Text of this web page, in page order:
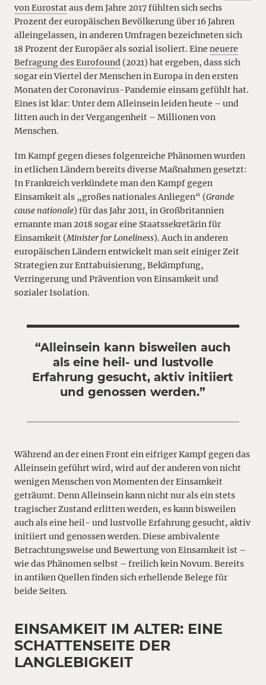
von Eurostataus dem Jahre 2017 fühlten sich sechs
Prozent der europäischen Bevölkerung über 16 Jahren
alleingelassen, in anderen Umfragen bezeichneten sich
18 Prozent der Europäer als sozial isoliert. Eine neuere
Befragung des Eurofound (2021) hat ergeben, dass sich
sogar ein Viertel der Menschen in Europa in den ersten
Monaten der Coronavirus-Pandemie einsam gefühlt hat.
Eines ist klar: Unter dem Alleinsein leiden heute – und
litten auch in der Vergangenheit – Millionen von
Menschen.
Im Kampf gegen dieses folgenreiche Phänomen wurden
in etlichen Ländern bereits diverse Maßnahmen gesetzt:
In Frankreich verkündete man den Kampf gegen
Einsamkeit als „großes nationales Anliegen“ (Grande
cause nationale) für das Jahr 2011, in Großbritannien
ernannte man 2018 sogar eine Staatssekretärin für
Einsamkeit (Minister for Loneliness). Auch in anderen
europäischen Ländern entwickelt man seit einiger Zeit
Strategien zur Enttabuisierung, Bekämpfung,
Verringerung und Prävention von Einsamkeit und
sozialer Isolation.
“Alleinsein kann bisweilen auch
als eine heil- und lustvolle
Erfahrung gesucht, aktiv initiiert
und genossen werden.”
Während an der einen Front ein eifriger Kampf gegen das
Alleinsein geführt wird, wird auf der anderen von nicht
wenigen Menschen von Momenten der Einsamkeit
geträumt. Denn Alleinsein kann nicht nur als ein stets
tragischer Zustand erlitten werden, es kann bisweilen
auch als eine heil- und lustvolle Erfahrung gesucht, aktiv
initiiert und genossen werden. Diese ambivalente
Betrachtungsweise und Bewertung von Einsamkeit ist –
wie das Phänomen selbst – freilich kein Novum. Bereits
in antiken Quellen finden sich erhellende Belege für
beide Seiten.
EINSAMKEIT IM ALTER: EINE
SCHATTENSEITE DER
LANGLEBIGKEIT